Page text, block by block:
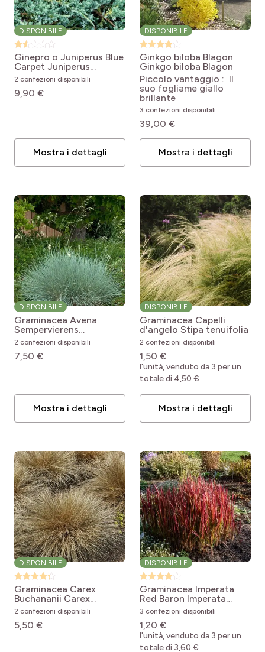
DISPONIBILE
Ginepro o Juniperus Blue
Carpet Juniperus
squamata Blue Carpet
2 confezioni disponibili
9,90 €
Mostra i dettagli
DISPONIBILE
Ginkgo biloba Blagon
Ginkgo biloba Blagon
Piccolo vantaggio : Il
suo fogliame giallo
brillante
3 confezioni disponibili
39,00 €
Mostra i dettagli
DISPONIBILE
Graminacea Avena
Sempervierens
Helictotrichon
sempervirens
2 confezioni disponibili
7,50 €
Mostra i dettagli
DISPONIBILE
Graminacea Capelli
d'angelo Stipa tenuifolia
2 confezioni disponibili
1,50 €
l'unità, venduto da 3 per un
totale di 4,50 €
Mostra i dettagli
DISPONIBILE
Graminacea Carex
Buchananii Carex
buchananii
2 confezioni disponibili
5,50 €
DISPONIBILE
Graminacea Imperata
Red Baron Imperata
cylindrica Red Baron
3 confezioni disponibili
1,20 €
l'unità, venduto da 3 per un
totale di 3,60 €